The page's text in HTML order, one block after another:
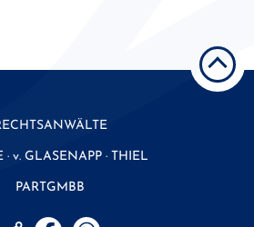
· v. GLASENAPP · THIEL
PARTGMBB